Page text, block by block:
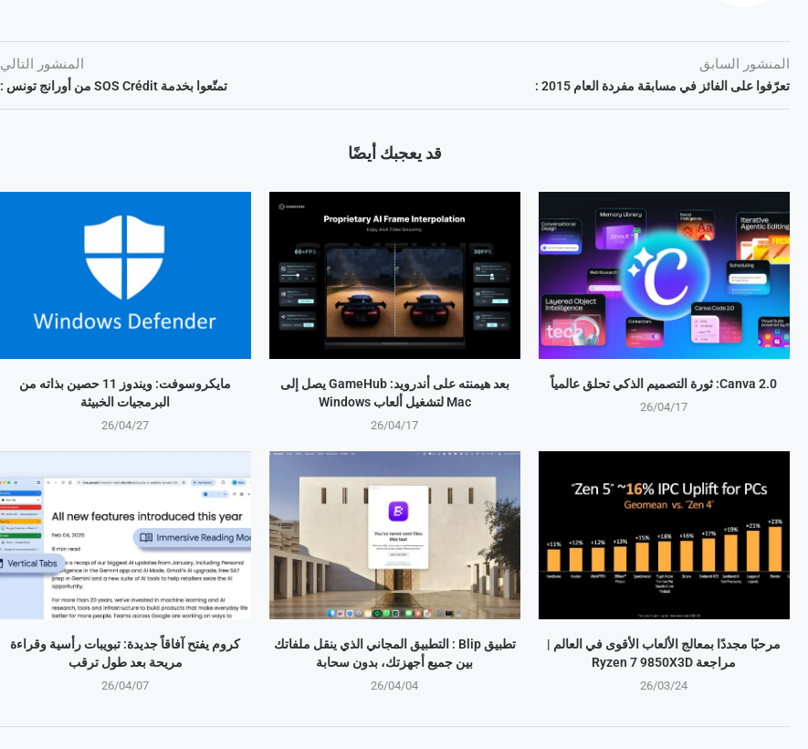
المنشور السابق
تعرّفوا على الفائز في مسابقة مفردة العام 2015 :
المنشور التالي
تمتّعوا بخدمة SOS Crédit من أورانج تونس :
قد يعجبك أيضًا
مايكروسوفت: ويندوز 11 حصين بذاته من
البرمجيات الخبيثة
26/04/27
بعد هيمنته على أندرويد: GameHub يصل إلى
Mac لتشغيل ألعاب Windows
26/04/17
Canva 2.0: ثورة التصميم الذكي تحلق عالمياً
26/04/17
كروم يفتح آفاقاً جديدة: تبويبات رأسية وقراءة
مريحة بعد طول ترقب
26/04/07
تطبيق Blip : التطبيق المجاني الذي ينقل ملفاتك
بين جميع أجهزتك، بدون سحابة
26/04/04
مرحبًا مجددًا بمعالج الألعاب الأقوى في العالم |
مراجعة Ryzen 7 9850X3D
26/03/24